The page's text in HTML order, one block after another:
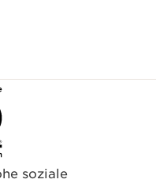
soziale